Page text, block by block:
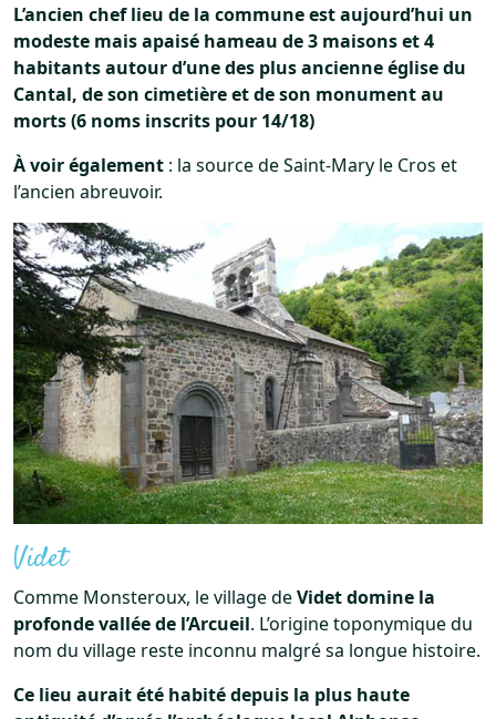
L’ancien chef lieu de la commune est aujourd’hui un
modeste mais apaisé hameau de 3 maisons et 4
habitants autour d’une des plus ancienne église du
Cantal, de son cimetière et de son monument au
morts (6 noms inscrits pour 14/18)
À voir également : la source de Saint-Mary le Cros et
l’ancien abreuvoir.
Videt
Comme Monsteroux, le village deVidet domine la
profonde vallée de l’Arcueil. L’origine toponymique du
nom du village reste inconnu malgré sa longue histoire.
Ce lieu aurait été habité depuis la plus haute